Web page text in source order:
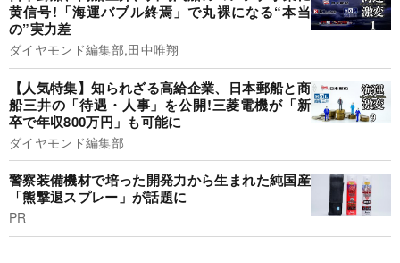
黄信号!「海運バブル終焉」で丸裸になる“本当
の”実力差
ダイヤモンド編集部,田中唯翔
【人気特集】知られざる高給企業、日本郵船と商
船三井の「待遇・人事」を公開!三菱電機が「新
卒で年収800万円」も可能に
ダイヤモンド編集部
警察装備機材で培った開発力から生まれた純国産
「熊撃退スプレー」が話題に
PR